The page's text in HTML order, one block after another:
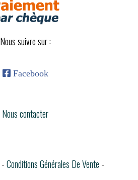
Nous suivre sur :
 Facebook
Nous contacter
Conditions Générales De Vente